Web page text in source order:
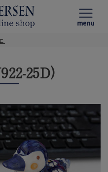
25D)